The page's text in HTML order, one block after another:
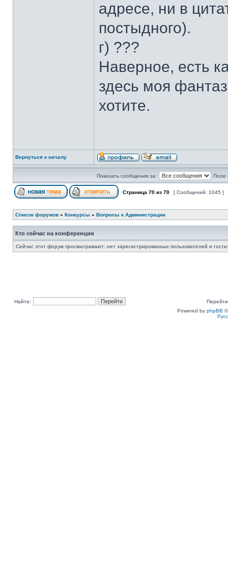
адресе, ни в
постыдного).
г) ???
Наверное, есть
здесь моя
хотите.
Вернуться к началу
Показать сообщения за: Поле
Страница 70 из 70 [ Сообщений: 1045 ]
Список форумов » Конкурсы » Вопросы к Администрации
Кто сейчас на конференции
Сейчас этот форум просматривают: нет зарегистрированных пользователей и
Найти:
Powered by phpBB